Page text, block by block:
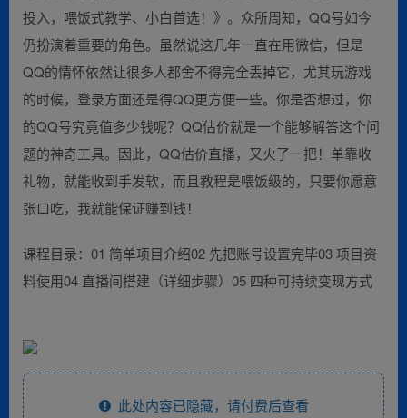
投入，喂饭式教学、小白首选！》。众所周知，QQ号如今
仍扮演着重要的角色。虽然说这几年一直在用微信，但是
QQ的情怀依然让很多人都舍不得完全丢掉它，尤其玩游戏
的时候，登录方面还是得QQ更方便一些。你是否想过，你
的QQ号究竟值多少钱呢？QQ估价就是一个能够解答这个问
题的神奇工具。因此，QQ估价直播，又火了一把！单靠收
礼物，就能收到手发软，而且教程是喂饭级的，只要你愿意
张口吃，我就能保证赚到钱！
课程目录：01 简单项目介绍02 先把账号设置完毕03 项目资
料使用04 直播间搭建（详细步骤）05 四种可持续变现方式
此处内容已隐藏，请付费后查看